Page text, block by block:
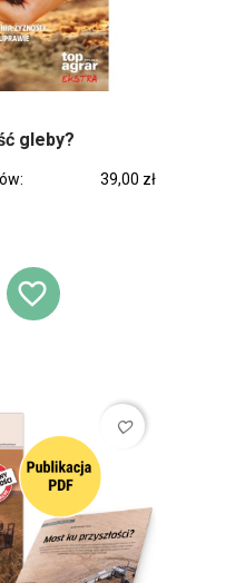
gleby?
39,00 zł
DO
DODAJ DO
favorite_border